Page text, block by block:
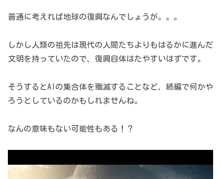
普通に考えれば地球の復興なんでしょうが。。。
しかし人類の祖先は現代の人間たちよりもはるかに進んだ
文明を持っていたので、復興自体はたやすいはずです。
そうするとAIの集合体を殲滅することなど、続編で何かや
ろうとしているのかもしれませんね。
なんの意味もない可能性もある！？